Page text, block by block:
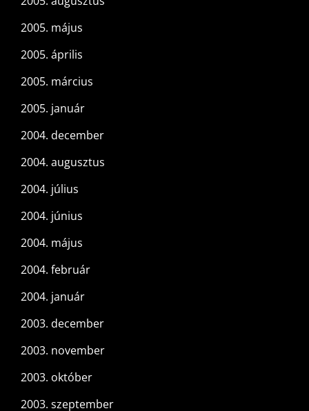
2005. május
2005. április
2005. március
2005. január
2004. december
2004. augusztus
2004. július
2004. június
2004. május
2004. február
2004. január
2003. december
2003. november
2003. október
2003. szeptember